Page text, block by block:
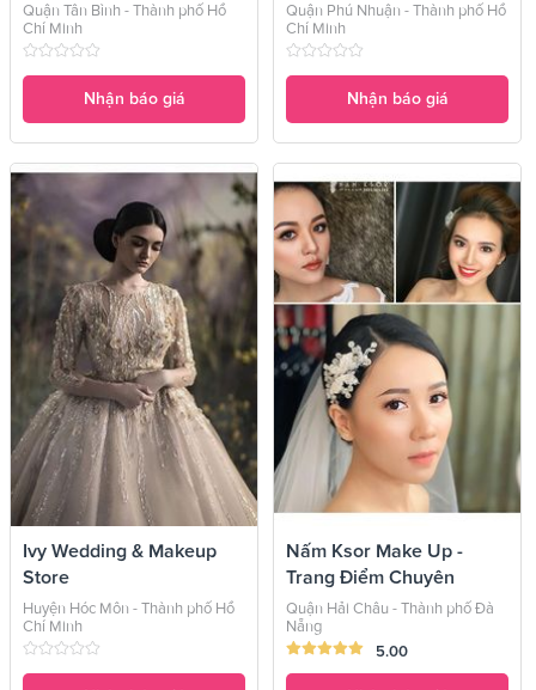
Quận Tân Bình - Thành phố Hồ
Chí Minh
Nhận báo giá
Quận Phú Nhuận - Thành phố Hồ
Chí Minh
Nhận báo giá
Ivy Wedding & Makeup
Store
Huyện Hóc Môn - Thành phố Hồ
Chí Minh
Nấm Ksor Make Up -
Trang Điểm Chuyên
Nghiệp
Quận Hải Châu - Thành phố Đà
Nẵng
5.00